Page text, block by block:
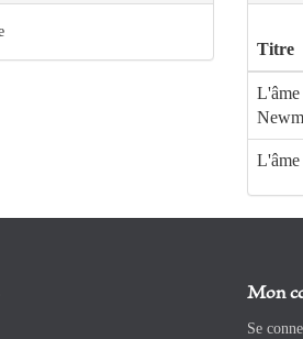
Titre
Mon
Se